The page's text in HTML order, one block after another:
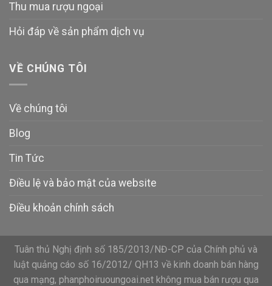
Thu mua rượu ngoại
Hỏi đáp về sản phẩm dịch vụ
VỀ CHÚNG TÔI
Về chúng tôi
Blog
Tin Tức
Điều lệ và bảo mật của website
Điều khoản chính sách
Tuân thủ Nghị định số 185/2013/NĐ-CP của Chính phủ và
luật quảng cáo số 16/2012/ QH13 về kinh doanh bán hàng
qua mạng, phanphoiruoungoai.net không mua bán rượu qua